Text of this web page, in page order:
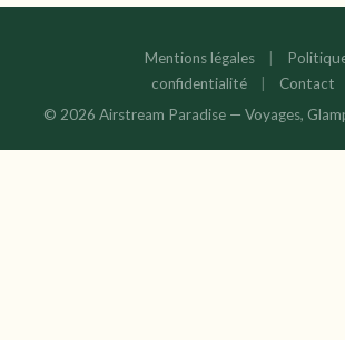
Mentions légales |
confidentialité
|
Contact
© 2026 Airstream Paradise — Voyages,